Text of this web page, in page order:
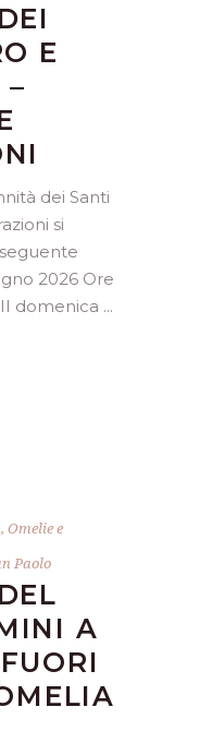
E
–
dei Santi
si
2026 Ore
domenica
, Omelie e
Paolo
A